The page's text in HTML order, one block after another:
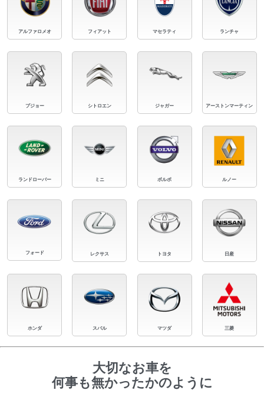
アルファロメオ フィアット マセラティ ランチャ
プジョー シトロエン ジャガー アーストンマーティン
ランドローバー ミニ ボルボ ルノー
フォード レクサス トヨタ 日産
ホンダ スバル マツダ 三菱
大切なお車を
何事も無かったかのように